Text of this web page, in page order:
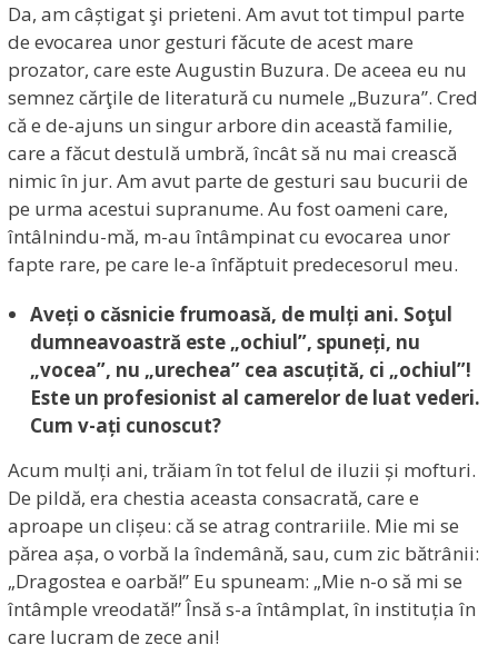
Da, am câștigat şi prieteni. Am avut tot timpul parte
de evocarea unor gesturi făcute de acest mare
prozator, care este Augustin Buzura. De aceea eu nu
semnez cărţile de literatură cu numele „Buzura”. Cred
că e de-ajuns un singur arbore din această familie,
care a făcut destulă umbră, încât să nu mai crească
nimic în jur. Am avut parte de gesturi sau bucurii de
pe urma acestui supranume. Au fost oameni care,
întâlnindu-mă, m-au întâmpinat cu evocarea unor
fapte rare, pe care le-a înfăptuit predecesorul meu.
Aveți o căsnicie frumoasă, de mulți ani. Soţul
dumneavoastră este „ochiul”, spuneți, nu
„vocea”, nu „urechea” cea ascuțită, ci „ochiul”!
Este un profesionist al camerelor de luat vederi.
Cum v-ați cunoscut?
Acum mulți ani, trăiam în tot felul de iluzii și mofturi.
De pildă, era chestia aceasta consacrată, care e
aproape un clișeu: că se atrag contrariile. Mie mi se
părea așa, o vorbă la îndemână, sau, cum zic bătrânii:
„Dragostea e oarbă!” Eu spuneam: „Mie n-o să mi se
întâmple vreodată!” Însă s-a întâmplat, în instituția în
care lucram de zece ani!